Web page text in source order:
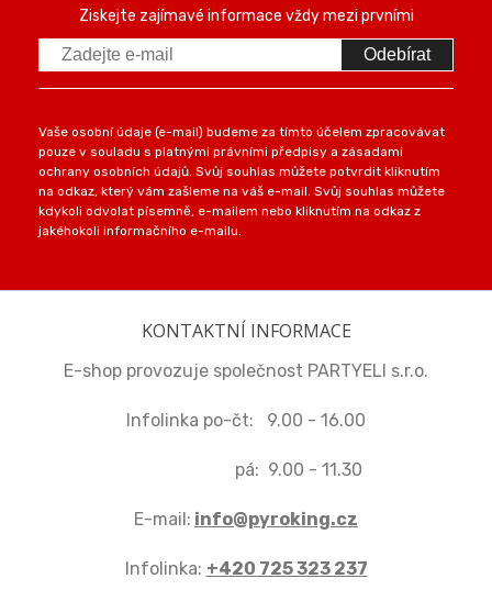
Ziskejte zajímavé informace vždy mezi prvními
Odebírat
Vaše osobní údaje (e-mail) budeme za tímto účelem zpracovávat
pouze v souladu s platnými právními předpisy a zásadami
ochrany osobních údajů. Svůj souhlas můžete potvrdit kliknutím
na odkaz, který vám zašleme na váš e-mail. Svůj souhlas můžete
kdykoli odvolat písemně, e-mailem nebo kliknutím na odkaz z
jakéhokoli informačního e-mailu.
KONTAKTNÍ INFORMACE
E-shop provozuje společnost PARTYELI s.r.o.
Infolinka po-čt: 9.00 - 16.00
pá: 9.00 - 11.30
E-mail: info@pyroking.cz
Infolinka: +420 725 323 237